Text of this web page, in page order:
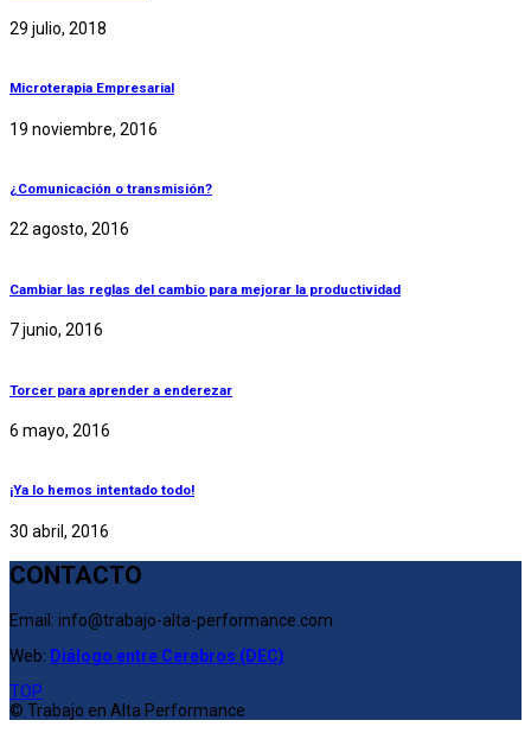
29 julio, 2018
Microterapia Empresarial
19 noviembre, 2016
¿Comunicación o transmisión?
22 agosto, 2016
Cambiar las reglas del cambio para mejorar la productividad
7 junio, 2016
Torcer para aprender a enderezar
6 mayo, 2016
¡Ya lo hemos intentado todo!
30 abril, 2016
CONTACTO
Email: info@trabajo-alta-performance.com
Web: Diálogo entre Cerebros (DEC)
TOP
© Trabajo en Alta Performance